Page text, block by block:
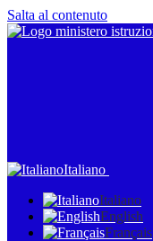
Salta al contenuto
Italiano
Italiano
English
Français